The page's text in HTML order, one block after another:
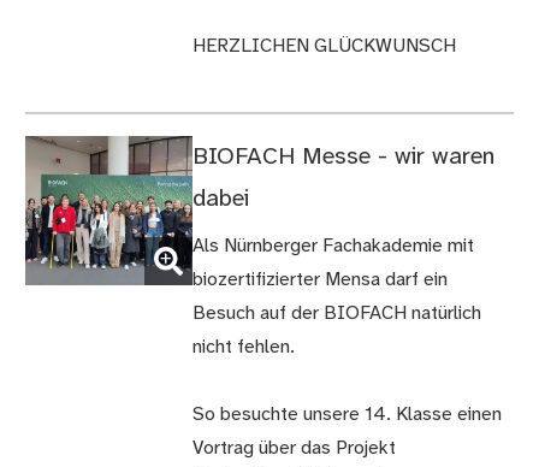
HERZLICHEN GLÜCKWUNSCH
(Bild
vergrößern)
BIOFACH Messe - wir waren
dabei
Als Nürnberger Fachakademie mit
biozertifizierter Mensa darf ein
Besuch auf der BIOFACH natürlich
nicht fehlen.
So besuchte unsere 14. Klasse einen
Vortrag über das Projekt